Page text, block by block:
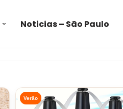
Noticias – São Paulo
Verão